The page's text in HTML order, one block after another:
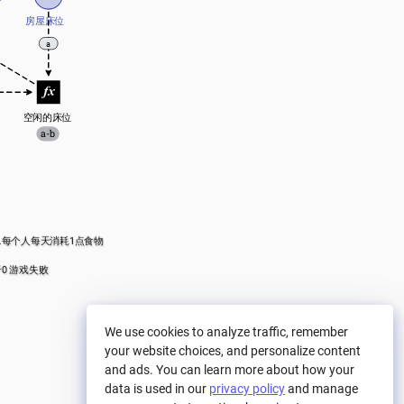
房屋床位
a-b
空闲的床位
a
个人每天消耗1点食物
游戏失败
We use cookies to analyze traffic, remember
your website choices, and personalize content
and ads. You can learn more about how your
data is used in our privacy policyand manage